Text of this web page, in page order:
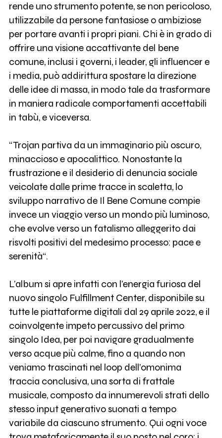
rende uno strumento potente, se non pericoloso,
utilizzabile da persone fantasiose o ambiziose
per portare avanti i propri piani. Chi è in grado di
offrire una visione accattivante del bene
comune, inclusi i governi, i leader, gli influencer e
i media, può addirittura spostare la direzione
delle idee di massa, in modo tale da trasformare
in maniera radicale comportamenti accettabili
in tabù, e viceversa.
“Trojan partiva da un immaginario più oscuro,
minaccioso e apocalittico. Nonostante la
frustrazione e il desiderio di denuncia sociale
veicolate dalle prime tracce in scaletta, lo
sviluppo narrativo de Il Bene Comune compie
invece un viaggio verso un mondo più luminoso,
che evolve verso un fatalismo alleggerito dai
risvolti positivi del medesimo processo: pace e
serenità“.
L’album si apre infatti con l’energia furiosa del
nuovo singolo Fulfillment Center, disponibile su
tutte le piattaforme digitali dal 29 aprile 2022, e il
coinvolgente impeto percussivo del primo
singolo Idea, per poi navigare gradualmente
verso acque più calme, fino a quando non
veniamo trascinati nel loop dell’omonima
traccia conclusiva, una sorta di frattale
musicale, composto da innumerevoli strati dello
stesso input generativo suonati a tempo
variabile da ciascuno strumento. Qui ogni voce